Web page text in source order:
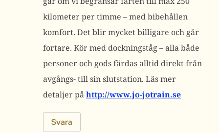
kilometer per timme – med bibehållen
komfort. Det blir mycket billigare och går
fortare. Kör med dockningståg – alla både
personer och gods färdas alltid direkt från
avgångs- till sin slutstation. Läs mer
detaljer påhttp://www.jo-jotrain.se
Svara